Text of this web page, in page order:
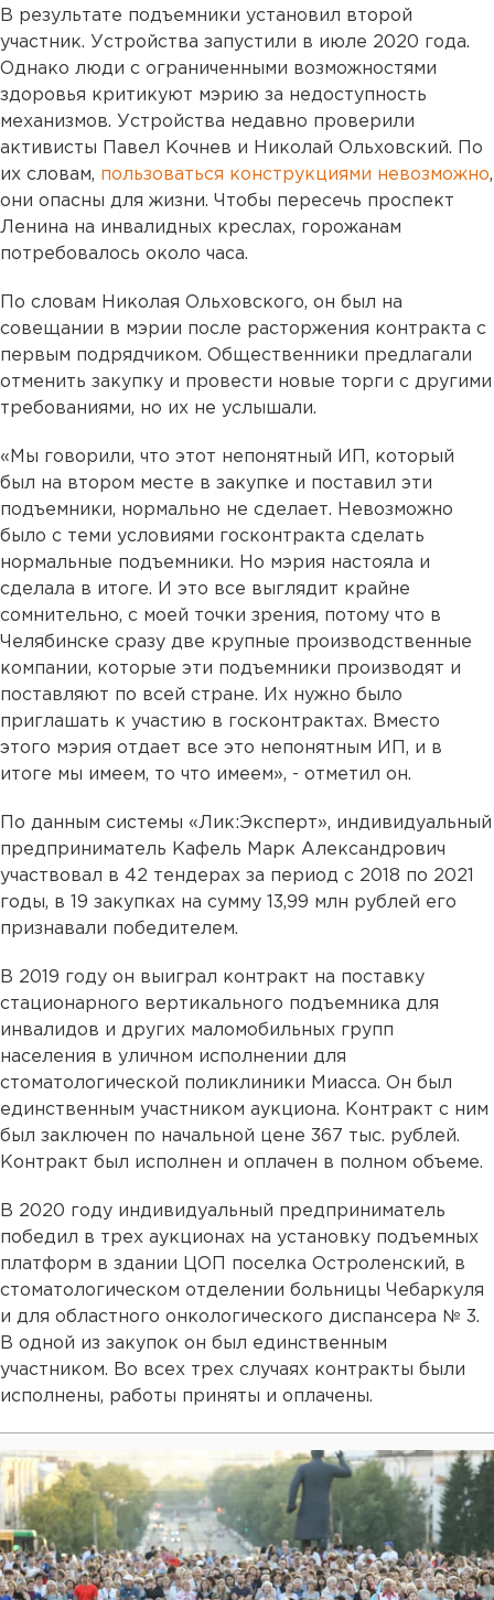
В результате подъемники установил второй
участник. Устройства запустили в июле 2020 года.
Однако люди с ограниченными возможностями
здоровья критикуют мэрию за недоступность
механизмов. Устройства недавно проверили
активисты Павел Кочнев и Николай Ольховский. По
их словам, пользоваться конструкциями невозможно,
они опасны для жизни. Чтобы пересечь проспект
Ленина на инвалидных креслах, горожанам
потребовалось около часа.
По словам Николая Ольховского, он был на
совещании в мэрии после расторжения контракта с
первым подрядчиком. Общественники предлагали
отменить закупку и провести новые торги с другими
требованиями, но их не услышали.
«Мы говорили, что этот непонятный ИП, который
был на втором месте в закупке и поставил эти
подъемники, нормально не сделает. Невозможно
было с теми условиями госконтракта сделать
нормальные подъемники. Но мэрия настояла и
сделала в итоге. И это все выглядит крайне
сомнительно, с моей точки зрения, потому что в
Челябинске сразу две крупные производственные
компании, которые эти подъемники производят и
поставляют по всей стране. Их нужно было
приглашать к участию в госконтрактах. Вместо
этого мэрия отдает все это непонятным ИП, и в
итоге мы имеем, то что имеем», - отметил он.
По данным системы «Лик:Эксперт», индивидуальный
предприниматель Кафель Марк Александрович
участвовал в 42 тендерах за период с 2018 по 2021
годы, в 19 закупках на сумму 13,99 млн рублей его
признавали победителем.
В 2019 году он выиграл контракт на поставку
стационарного вертикального подъемника для
инвалидов и других маломобильных групп
населения в уличном исполнении для
стоматологической поликлиники Миасса. Он был
единственным участником аукциона. Контракт с ним
был заключен по начальной цене 367 тыс. рублей.
Контракт был исполнен и оплачен в полном объеме.
В 2020 году индивидуальный предприниматель
победил в трех аукционах на установку подъемных
платформ в здании ЦОП поселка Остроленский, в
стоматологическом отделении больницы Чебаркуля
и для областного онкологического диспансера № 3.
В одной из закупок он был единственным
участником. Во всех трех случаях контракты были
исполнены, работы приняты и оплачены.